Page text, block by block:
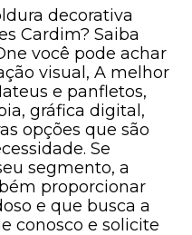
decorativa
Cardim? Saiba
você pode achar
visual, A melhor
e panfletos,
gráfica digital,
opções que são
Se
segmento, a
proporcionar
e que busca a
conosco e solicite